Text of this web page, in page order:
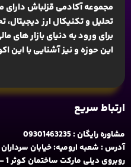
مجموعه آکادمی قزلباش دارای
تحلیل و تکنیکال ارز دیجیتال،
برای ورود به دنیای بازار های
این حوزه و نیز آشنایی با
ارتباط سریع
مشاوره رایگان : 09301463235
آدرس : شعبه ارومیه: خیابان
روبروی دیلی مارکت ساختمان کوثر 1 - طبقه2 واحد 4